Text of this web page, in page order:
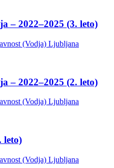
– 2022–2025 (3. leto)
(Vodja) Ljubljana
– 2022–2025 (2. leto)
(Vodja) Ljubljana
leto)
(Vodja) Ljubljana